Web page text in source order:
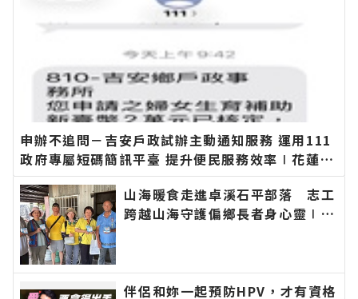
申辦不追問－吉安戶政試辦主動通知服務 運用111
政府專屬短碼簡訊平臺 提升便民服務效率∣花蓮新
聞網官方網站各類新聞－最快速的今日新聞報導 最
新的在地資訊！ 山海暖食走進卓溪石平部落 志工
跨越山海守護偏鄉長者身心靈∣花
訊！
伴侶和妳一起預防HPV，才有資格